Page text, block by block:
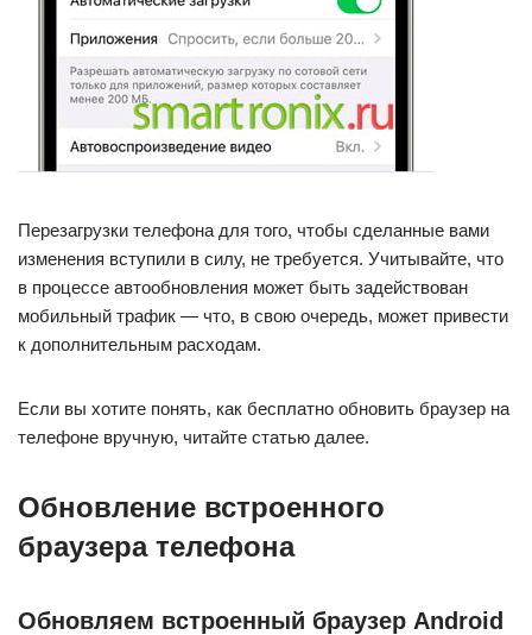
Перезагрузки телефона для того, чтобы сделанные вами
изменения вступили в силу, не требуется. Учитывайте, что
в процессе автообновления может быть задействован
мобильный трафик — что, в свою очередь, может привести
к дополнительным расходам.
Если вы хотите понять, как бесплатно обновить браузер на
телефоне вручную, читайте статью далее.
Обновление встроенного
браузера телефона
Обновляем встроенный браузер Android